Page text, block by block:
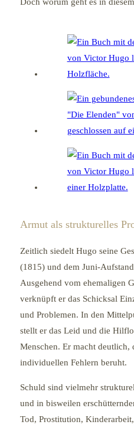
Armut als strukturelles
Zeitlich siedelt Hugo seine
(1815) und dem Juni-
Ausgehend vom ehemaligen
verknüpft er das Schicksal
und Problemen. In den
stellt er das Leid und die
Menschen. Er macht deutlich,
individuellen Fehlern beruht.
Schuld sind vielmehr
und in bisweilen
Tod, Prostitution,